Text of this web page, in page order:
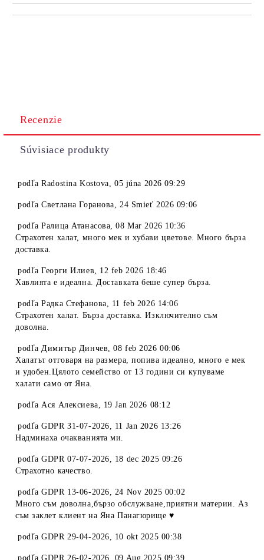
Recenzie
Súvisiace produkty
podľaRadostina Kostova,05 júna 2026 09:29
podľaСветлана Горанова,24 Smieť 2026 09:06
podľaРалица Атанасова,08 Mar 2026 10:36
Страхотен халат, много мек и хубави цветове. Много бърза
доставка.
podľaГеорги Илиев, 12 feb 2026 18:46
Хавлията е идеална. Доставката беше супер бърза.
podľaРадка Стефанова, 11 feb 2026 14:06
Страхотен халат. Бърза доставка. Изключително съм
доволна.
podľaДимитър Динчев,08 feb 2026 00:06
Халатът отговаря на размера, попива идеално, много е мек
и удобен.Цялото семейство от 13 години си купуваме
халати само от Яна.
podľaАся Алексиева, 19 Jan 2026 08:12
podľaGDPR 31-07-2026, 11 Jan 2026 13:26
Надминаха очакванията ми.
podľaGDPR 07-07-2026, 18 dec 2025 09:26
Страхотно качество.
podľaGDPR 13-06-2026, 24 Nov 2025 00:02
Много съм доволна,бързо обслужване,приятни материи. Аз
съм заклет клиент на Яна Панагюрище ♥️
podľaGDPR 29-04-2026, 10 okt 2025 00:38
podľaGDPR 26-02-2026 09 Aug 2025 09:39